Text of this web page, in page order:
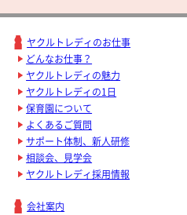
ヤクルトレディのお仕事
どんなお仕事？
ヤクルトレディの魅力
ヤクルトレディの1日
保育園について
よくあるご質問
サポート体制、新人研修
相談会、見学会
ヤクルトレディ採用情報
会社案内